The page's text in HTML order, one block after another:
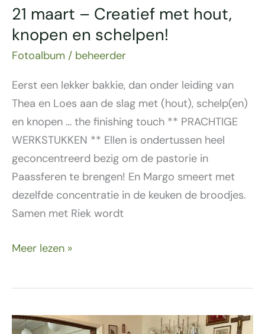
21 maart – Creatief met hout,
knopen en schelpen!
Fotoalbum / beheerder
Eerst een lekker bakkie, dan onder leiding van
Thea en Loes aan de slag met (hout), schelp(en)
en knopen … the finishing touch ** PRACHTIGE
WERKSTUKKEN ** Ellen is ondertussen heel
geconcentreerd bezig om de pastorie in
Paassferen te brengen! En Margo smeert met
dezelfde concentratie in de keuken de broodjes.
Samen met Riek wordt
Meer lezen »
14